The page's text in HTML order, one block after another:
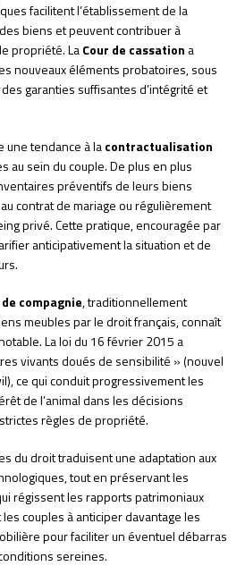
facilitent l’établissement de la
biens et peuvent contribuer à
propriété. LaCour de cassation a
nouveaux éléments probatoires, sous
garanties suffisantes d’intégrité et
une tendance à lacontractualisation
au sein du couple. De plus en plus
préventifs de leurs biens
contrat de mariage ou régulièrement
privé. Cette pratique, encouragée par
anticipativement la situation et de
compagnie, traditionnellement
meubles par le droit français, connaît
La loi du 16 février 2015 a
vivants doués de sensibilité » (nouvel
ce qui conduit progressivement les
de l’animal dans les décisions
règles de propriété.
du droit traduisent une adaptation aux
tout en préservant les
régissent les rapports patrimoniaux
couples à anticiper davantage les
pour faciliter un éventuel débarras
sereines.